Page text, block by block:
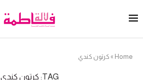
Home
» كرتون كندي
TAG: كرتون كندي